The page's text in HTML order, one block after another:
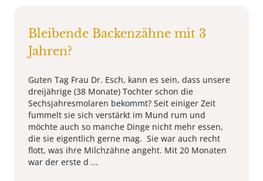
Bleibende Backenzähne mit 3
Jahren?
Guten Tag Frau Dr. Esch, kann es sein, dass unsere
dreijährige (38 Monate) Tochter schon die
Sechsjahresmolaren bekommt? Seit einiger Zeit
fummelt sie sich verstärkt im Mund rum und
möchte auch so manche Dinge nicht mehr essen,
die sie eigentlich gerne mag. Sie war auch recht
flott, was ihre Milchzähne angeht. Mit 20 Monaten
war der erste d ...